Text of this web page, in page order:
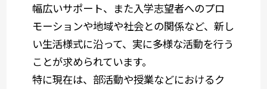
幅広いサポート、また入学志望者へのプロ
モーションや地域や社会との関係など、新し
い生活様式に沿って、実に多様な活動を行う
ことが求められています。
特に現在は、部活動や授業などにおけるク